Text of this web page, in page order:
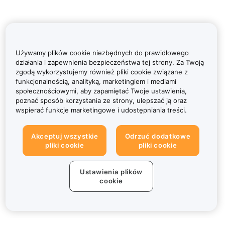
Używamy plików cookie niezbędnych do prawidłowego
działania i zapewnienia bezpieczeństwa tej strony. Za Twoją
zgodą wykorzystujemy również pliki cookie związane z
funkcjonalnością, analityką, marketingiem i mediami
społecznościowymi, aby zapamiętać Twoje ustawienia,
poznać sposób korzystania ze strony, ulepszać ją oraz
wspierać funkcje marketingowe i udostępniania treści.
Akceptuj wszystkie
pliki cookie
Odrzuć dodatkowe
pliki cookie
Ustawienia plików
cookie